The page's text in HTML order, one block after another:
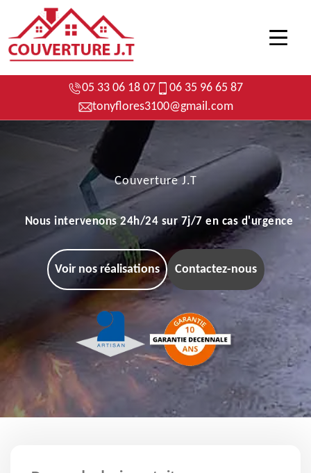
05 33 06 18 07
06 35 96 65 87
tonyflores3100@gmail.com
Couverture J.T
Nous intervenons 24h/24 sur 7j/7 en cas d'urgence
Voir nos réalisations Contactez-nous